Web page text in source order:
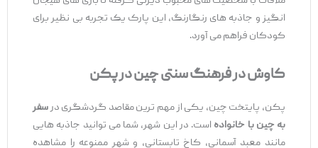
‌انگیز و جاذبه ‌های رنگارنگ، این پارک یک تجربه بی ‌نظیر برای
کودکان فراهم می‌ آورد.
کاوش در فرهنگ سنتی چین در پکن
پکن، پایتخت چین، یکی از مهم ‌ترین مقاصد گردشگری درسفر
به چین با خانوادهاست. در این شهر، شما می ‌توانید جاذبه‌ هایی
مانند معبد آسمانی، کاخ تابستانی، و شهر ممنوعه را مشاهده